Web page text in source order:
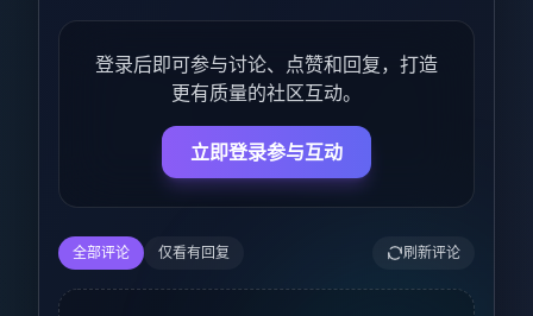
登录后即可参与讨论、点赞和回复，打造
更有质量的社区互动。
立即登录参与互动
全部评论 仅看有回复 刷新评论